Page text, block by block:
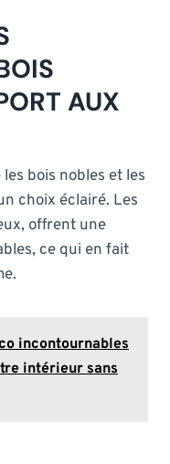
AUX
bois nobles et les
choix éclairé. Les
offrent une
ce qui en fait
incontournables
intérieur sans